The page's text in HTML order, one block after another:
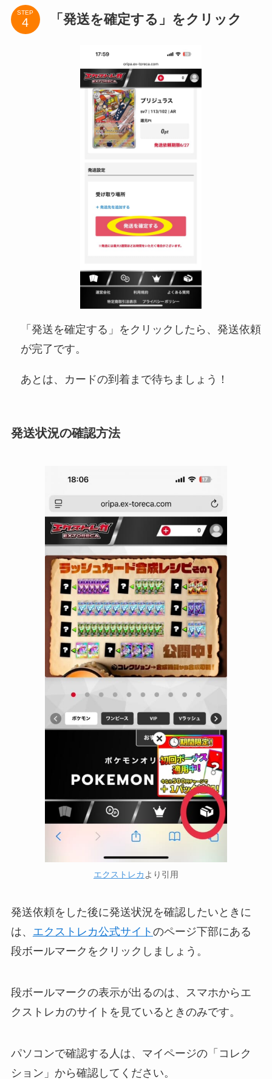
STEP 「発送を確定する」をクリック
「発送を確定する」をクリックしたら、発送依頼
が完了です。
あとは、カードの到着まで待ちましょう！
発送状況の確認方法
エクストレカより引用
発送依頼をした後に発送状況を確認したいときに
は、 エクストレカ公式サイト のページ下部にある
段ボールマークをクリックしましょう。
段ボールマークの表示が出るのは、スマホからエ
クストレカのサイトを見ているときのみです。
パソコンで確認する人は、マイページの「コレク
ション」から確認してください。